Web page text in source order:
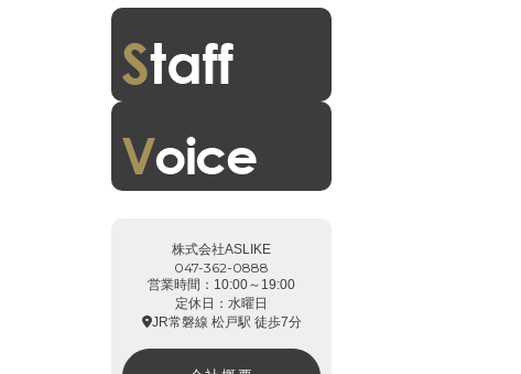
株式会社ASLIKE
047-362-0888
営業時間：10:00～19:00
定休日：水曜日
JR常磐線 松戸駅 徒歩7分